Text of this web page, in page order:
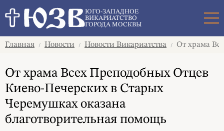
ЮГО-ЗАПАДНОЕ
ВИКАРИАТСТВО
ГОРОДА МОСКВЫ
Главная / Новости / Новости Викариатства / От храма
От храма Всех Преподобных Отцев
Киево-Печерских в Старых
Черемушках оказана
благотворительная помощь